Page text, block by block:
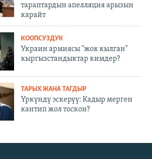
тараптардын апелляция арызын
карайт
КООПСУЗДУК
Украин армиясы "жок кылган"
кыргызстандыктар кимдер?
ТАРЫХ ЖАНА ТАГДЫР
Үркүндү эскерүү: Кадыр мерген
кантип жол тоскон?